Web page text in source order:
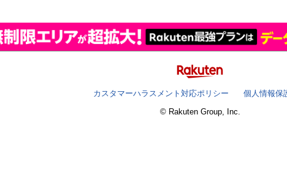
カスタマーハラスメント対応ポリシー
個人情報保
© Rakuten Group, Inc.